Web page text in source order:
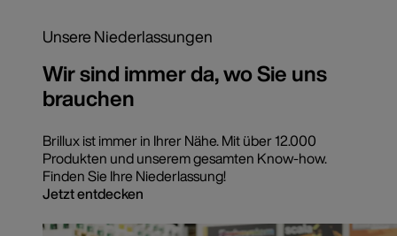
Unsere Niederlassungen
Wir sind immer da, wo Sie uns
brauchen
Brillux ist immer in Ihrer Nähe. Mit über 12.000
Produkten und unserem gesamten Know-how.
Finden Sie Ihre Niederlassung!
Jetzt entdecken